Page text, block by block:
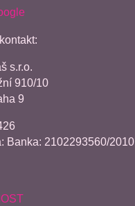
s.r.o.
910/10
9
Banka: 2102293560/2010